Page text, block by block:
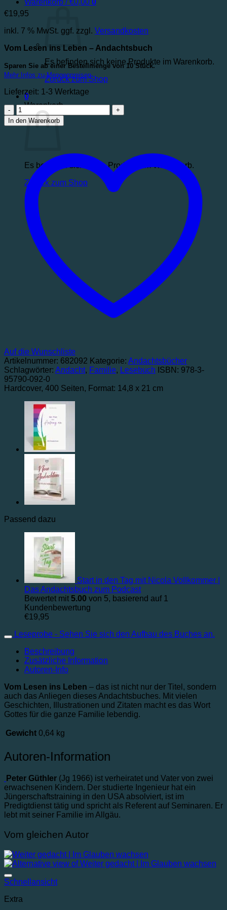
Warenkorb /€0,00 0
Es befinden sich keine Produkte im Warenkorb.
Zurück zum Shop
0
Warenkorb
Es befinden sich keine Produkte im Warenkorb.
Zurück zum Shop
€19,95
inkl. 7 % MwSt. ggf. zzgl. Versandkosten
Vom Lesen ins Leben – Andachtsbuch
Sparen Sie ab einer Bestellmenge von 10 Stück.
Mehr Infos zu Mengenpreisen
Lieferzeit: 1-3 Werktage
In den Warenkorb
Auf die Wunschliste
Artikelnummer: 682092 Kategorie: Andachtsbücher
Schlagwörter: Andacht, Familie, Lesebuch ISBN: 978-3-
95790-092-0
Hardcover, 400 Seiten, Format: 14,8 x 21 cm
Passend dazu
Start in den Tag mit Nicola Vollkommer |
Das Andachtsbuch zum Podcast
Bewertet mit 5.00 von 5, basierend auf 1
Kundenbewertung
€19,95
Leseprobe - Sehen Sie sich den Aufbau des Buches an.
Beschreibung
Zusätzliche Information
Autoren-Info
Vom Lesen ins Leben – das ist nicht nur der Titel, sondern
auch das Anliegen dieses Andachtsbuches. Mit vielen
Geschichten, Illustrationen und Zitaten macht es das Wort
Gottes für die ganze Familie lebendig.
Gewicht 0,64 kg
Autoren-Information
Peter Güthler (Jg 1966) ist verheiratet und Vater von zwei
erwachsenen Kindern. Der studierte Ingenieur hat ein
Jüngerschaftstraining in den USA absolviert, ist im
Predigtdienst tätig und spricht als Referent auf Seminaren. Er
lebt mit seiner Familie im Allgäu.
Vom gleichen Autor
Schnellansicht
Extra